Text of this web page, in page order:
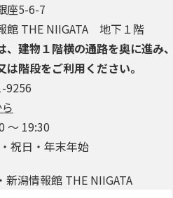
座5-6-7
館 THE NIIGATA 地下１階
建物１階横の通路を奥に進み、
は階段をご利用ください。
9256
～ 19:30
祝日・年末年始
新潟情報館 THE NIIGATA